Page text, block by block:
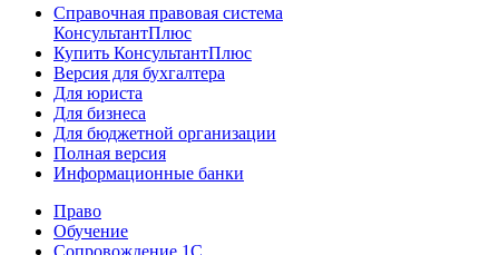
Справочная правовая система
КонсультантПлюс
Купить КонсультантПлюс
Версия для бухгалтера
Для юриста
Для бизнеса
Для бюджетной организации
Полная версия
Информационные банки
Право
Обучение